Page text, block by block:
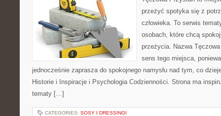
przeżyć spotyka się z
człowieka. To serwis
osobach, które chcą
przeżycia. Nazwa
sens tego miejsca,
jednocześnie zaprasza do spokojnego namysłu nad tym, co
Historie i Inspiracje i Psychologia Codzienności. Strona ma
tematy […]
CATEGORIES: SOSY I DRESSINGI